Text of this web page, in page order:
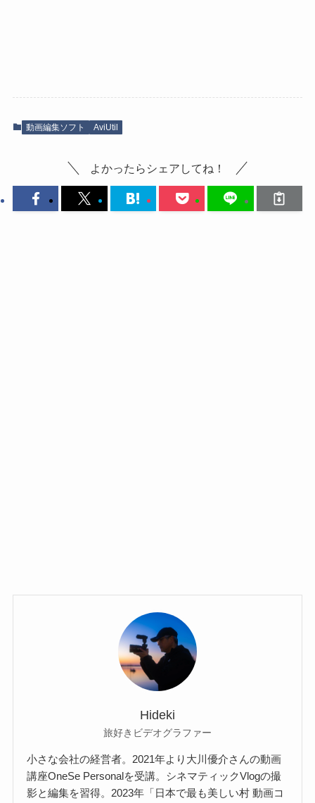
動画編集ソフト AviUtil
よかったらシェアしてね！
Hideki
旅好きビデオグラファー
小さな会社の経営者。2021年より大川優介さんの動画
講座OneSe Personalを受講。シネマティックVlogの撮
影と編集を習得。2023年「日本で最も美しい村 動画コ